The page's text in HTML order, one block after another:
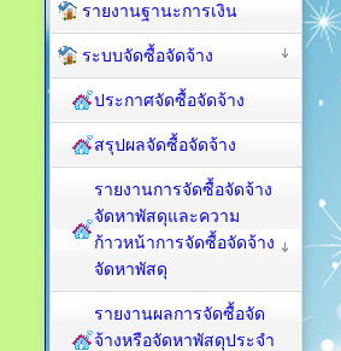
รายงานฐานะการเงิน
ระบบจัดซื้อจัดจ้าง
ประกาศจัดซื้อจัดจ้าง
สรุปผลจัดซื้อจัดจ้าง
รายงานการจัดซื้อจัดจ้าง
จัดหาพัสดุและความ
ก้าวหน้าการจัดซื้อจัดจ้าง
จัดหาพัสดุ
รายงานผลการจัดซื้อจัด
จ้างหรือจัดหาพัสดุประจำ